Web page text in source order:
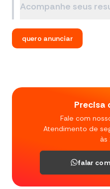
Acompanhe seus
quero anunciar
Precisa
Fale com
Atendimento de
às
falar